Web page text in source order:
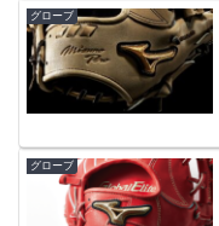
グローブ
グローブ